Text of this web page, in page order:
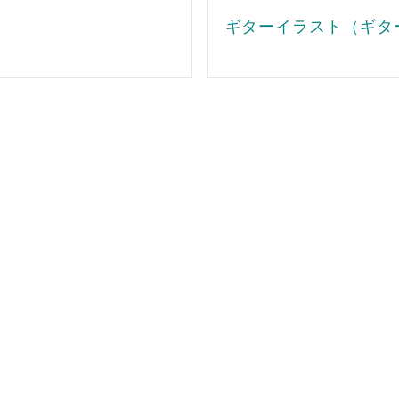
ギターイラスト（ギタ